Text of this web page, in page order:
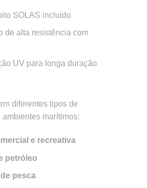
SOLAS incluído
de alta resistência com
UV para longa duração
diferentes tipos de
marítimos:
e recreativa
petróleo
pesca